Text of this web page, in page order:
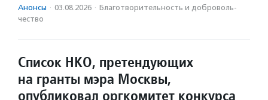
Анонсы · 03.08.2026 · Благотвори­тель­ность и доброволь­
чест­во
Список НКО, претендующих
на гранты мэра Москвы,
опубликовал оргкомитет конкурса